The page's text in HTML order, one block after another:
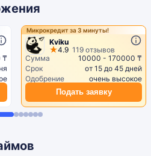
₸
Микрокредит за 3 минуты!
Kviku
4.9 119 отзывов
Сумма
10000 - 170000 ₸
Срок
от 15 до 45 дней
Одобрение
очень высокое
Подать заявку